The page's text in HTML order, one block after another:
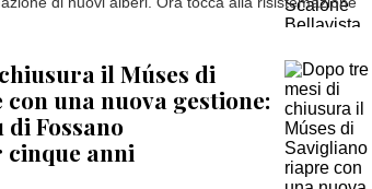
il Múses di
una nuova gestione:
Fossano
anni